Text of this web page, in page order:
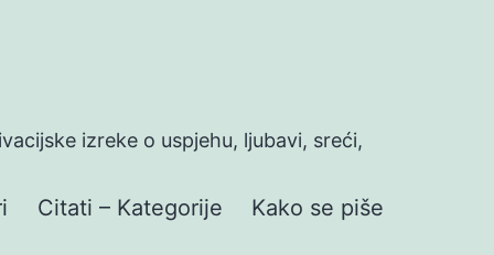
izreke o uspjehu, ljubavi, sreći,
Citati – Kategorije Kako se piše